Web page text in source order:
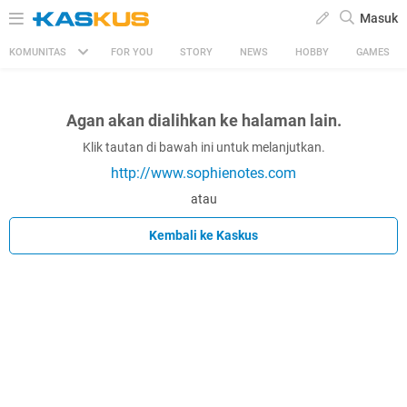
Masuk
KOMUNITAS FOR YOU STORY NEWS HOBBY GAMES
Agan akan dialihkan ke halaman lain.
Klik tautan di bawah ini untuk melanjutkan.
http://www.sophienotes.com
atau
Kembali ke Kaskus